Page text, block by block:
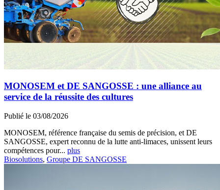
MONOSEM et DE SANGOSSE : une alliance au
service de la réussite des cultures
Publié le 03/08/2026
MONOSEM, référence française du semis de précision, et DE
SANGOSSE, expert reconnu de la lutte anti-limaces, unissent leurs
compétences pour... plus
Biosolutions, Groupe DE SANGOSSE